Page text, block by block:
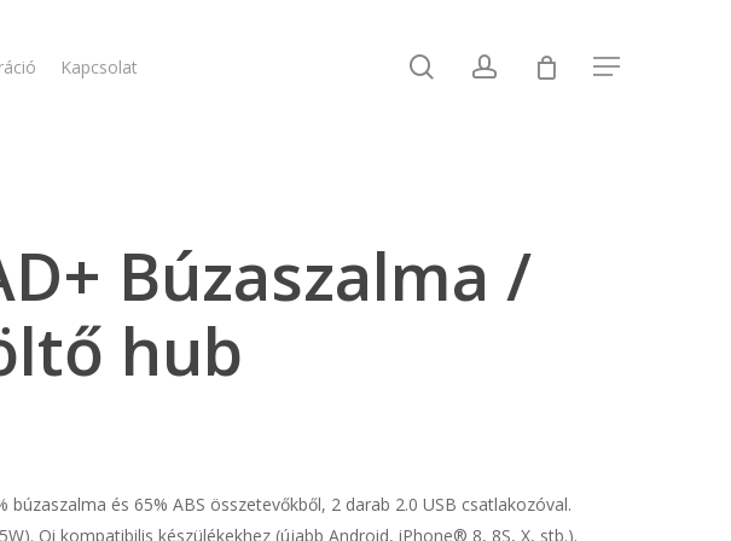
Kapcsolat searchaccount Menu
Búzaszalma /
hub
búzaszalma és 65% ABS összetevőkből, 2 darab 2.0 USB csatlakozóval.
Qi kompatibilis készülékekhez (újabb Android, iPhone® 8, 8S, X, stb.).